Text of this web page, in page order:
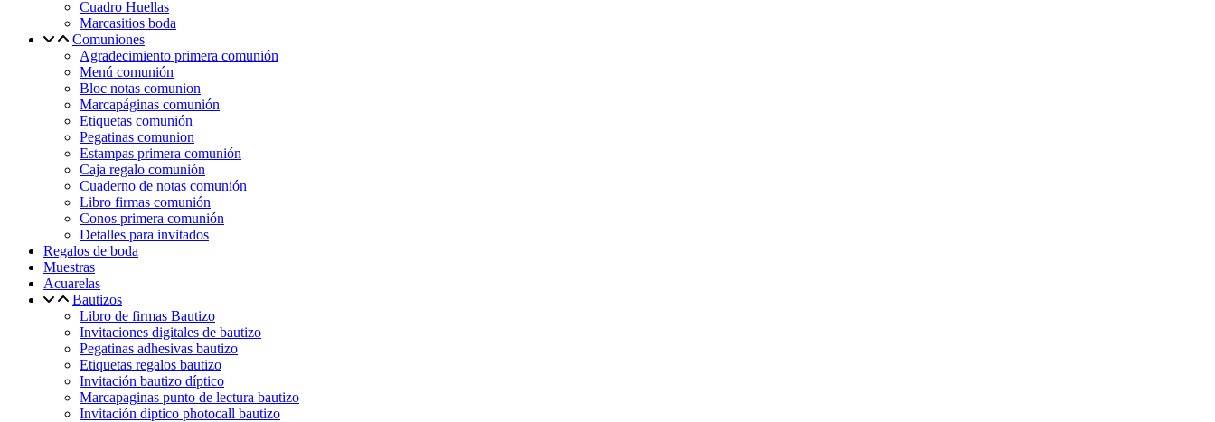
Cuadro Huellas
Marcasitios boda
Comuniones
Agradecimiento primera comunión
Menú comunión
Bloc notas comunion
Marcapáginas comunión
Etiquetas comunión
Pegatinas comunion
Estampas primera comunión
Caja regalo comunión
Cuaderno de notas comunión
Libro firmas comunión
Conos primera comunión
Detalles para invitados
Regalos de boda
Muestras
Acuarelas
Bautizos
Libro de firmas Bautizo
Invitaciones digitales de bautizo
Pegatinas adhesivas bautizo
Etiquetas regalos bautizo
Invitación bautizo díptico
Marcapaginas punto de lectura bautizo
Invitación diptico photocall bautizo